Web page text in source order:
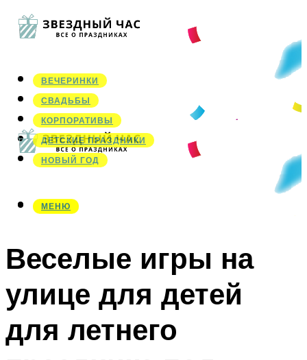
ВЕЧЕРИНКИ
СВАДЬБЫ
КОРПОРАТИВЫ
ДЕТСКИЕ ПРАЗДНИКИ
НОВЫЙ ГОД
МЕНЮ
МЕНЮ
Веселые игры на
улице для детей
для летнего